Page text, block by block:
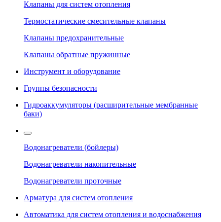
Клапаны для систем отопления
Термостатические смесительные клапаны
Клапаны предохранительные
Клапаны обратные пружинные
Инструмент и оборудование
Группы безопасности
Гидроаккумуляторы (расширительные мембранные
баки)
Водонагреватели (бойлеры)
Водонагреватели накопительные
Водонагреватели проточные
Арматура для систем отопления
Автоматика для систем отопления и водоснабжения